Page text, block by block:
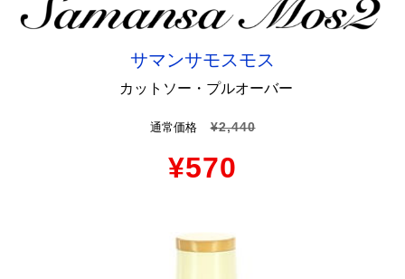
サマンサモスモス
カットソー・プルオーバー
通常価格 ¥2,440
¥570